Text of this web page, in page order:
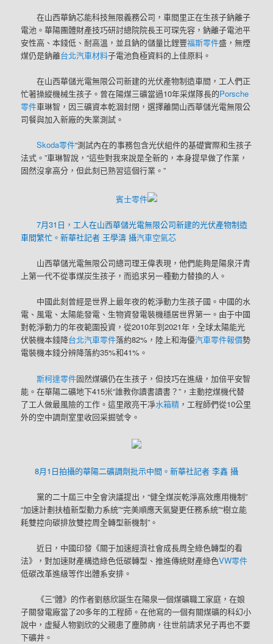
在山西華鈉芯能科技無限義務公司，車間里正在生孩子鈉離子
電池。華陽團體財產技巧研討總院院長王可琛先容，鈉離子電池平
安性高、本錢低、耐高溫，並且鈉的儲量比鋰豐福斯零件盛，無煙
煤仍是鈉離台北汽車材料子電池負極資料的上佳原料。
在山西華儲光電無限公司新建的光伏產物制造車間，工人們正
忙著操縱機械生孩子。曾在陽煤三礦當過10年采煤隊長的Porsche
零件車琳智，因三礦資本乾涸封閉，選擇離開山西華儲光電無限公
司餐與加入新廠的失業測試。
Skoda零件“測試內在的事務包含光伏組件的基礎實際和生孩子
法式。”車琳智說，“這些對我來說是全新的，本身提早做了作業，
固然沒拿高分，但此刻已熟習這個行業。”
賓士零件
7月31日，工人在山西華儲光電無限公司新建的光伏產物制造
車間繁忙。新華社記者 王學濤 攝汽車空氣芯
山西華儲光電無限公司總司理王偉表現，他們能夠是陽泉汗青
上第一代不從事煤炭生孩子，而追求另一種動力替換的人。
中國此刻曾經是世界上最年夜的乾淨動力生孩子國。中國的水
電、風電、太陽能發電、生物資發電裝機穩居世界第一。由于中國
對乾淨動力的年夜範圍投資，從2010年到2021年，全球太陽能光
伏裝機本錢降台北汽車零件落約82%，陸上和海優汽車零件報價勢
電裝機本錢分辨降落約35%和41%。
斯柯達零件固然煤礦仍在生孩子，但技巧在進級，加倍平安智
能。在華陽二礦地下415米“誰教你讀書讀書？”，主動挖煤機代替
了工人做最風險的工作。這里敞亮干凈水箱精 ，工程師們從10公里
外的空中調劑室里收回采掘號令。
8月1日拍攝的華陽二礦調劑批示中間。新華社記者 李鑫 攝
黨的二十屆三中全會決議提出，“健全煤炭乾淨高效應用機制”
“加速計劃扶植新型動力系統”“完美順應天氣變更任務系統”“樹立能
耗雙控向碳排放雙控周全轉型新機制”。
近日，中國印發《關于加速經濟社會成長周全綠色轉型的看
法》，對加速財產構造綠色低碳轉型、推進傳統財產綠色VW零件
低碳改革進級等作出體系安排。
《三”體》的作者劉慈欣誕生在陽泉一個煤礦職工家庭，在娘
子關發電廠當了20多年的工程師。在他寫的一個有關煤礦的科幻小
說中，虛擬人物劉欣的父親患了塵肺病，往世前請求兒子再也不要
下礦井。